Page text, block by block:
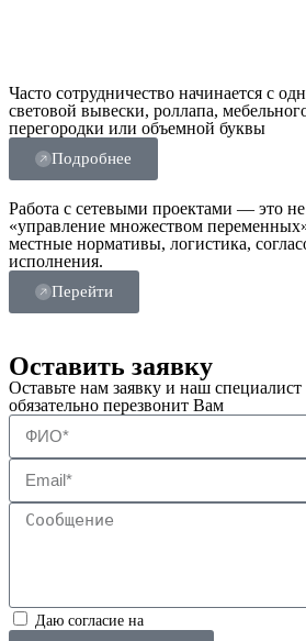
Часто сотрудничество начинается с
световой вывески, роллапа,
перегородки или объемной буквы
Подробнее
Работа с сетевыми проектами — это
«управление множеством
местные нормативы, логистика,
исполнения.
Перейти
Оставить заявку
Оставьте нам заявку и наш специалист
обязательно перезвонит Вам
Даю согласие на